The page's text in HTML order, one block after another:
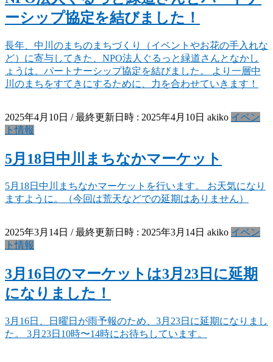
ーシップ協定を結びました！
長年、中川のまちのまちづくり（イベントやお花の手入れな
ど）に寄与してきた、NPO法人ぐるっと緑道さんとなかし
ょうは、パートナーシップ協定を結びました。 より一層中
川のまちをすてきにするために、力を合わせていきます！
2025年4月10日 / 最終更新日時 : 2025年4月10日 akiko イベン
ト情報
5月18日中川まちなかマーケット
5月18日中川まちなかマーケットを行います。 お天気になり
ますように。（今回は荒天などでの延期はありません）
2025年3月14日 / 最終更新日時 : 2025年3月14日 akiko イベン
ト情報
3月16日のマーケットは3月23日に延期
になりました！
3月16日、日曜日が雨予報のため、3月23日に延期になりまし
た。 3月23日10時〜14時にお待ちしています。